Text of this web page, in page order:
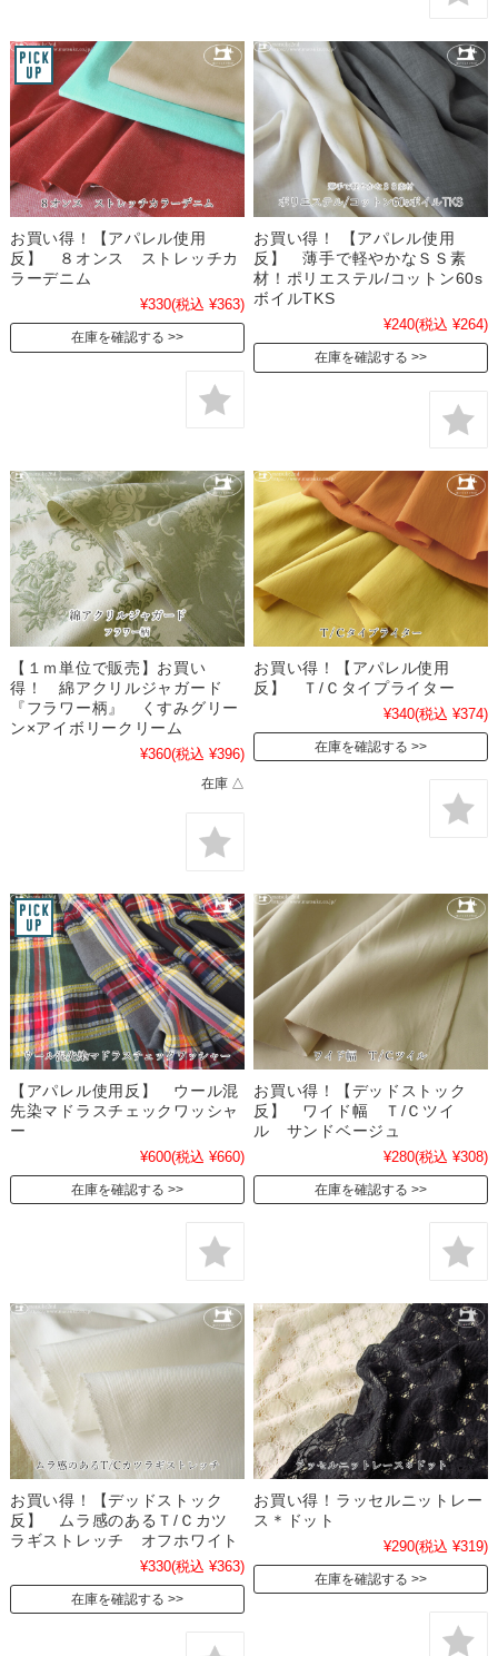
お買い得！【アパレル使用
反】 ８オンス ストレッチカ
ラーデニム
¥330(税込 ¥363)
在庫を確認する
お買い得！ 【アパレル使用
反】 薄手で軽やかなＳＳ素
材！ポリエステル/コットン60s
ボイルTKS
¥240(税込 ¥264)
在庫を確認する
【１ｍ単位で販売】お買い
得！ 綿アクリルジャガード
『フラワー柄』 くすみグリー
ン×アイボリークリーム
¥360(税込 ¥396)
在庫 △
お買い得！【アパレル使用
反】 Ｔ/Ｃタイプライター
¥340(税込 ¥374)
在庫を確認する
【アパレル使用反】 ウール混
先染マドラスチェックワッシャ
ー
¥600(税込 ¥660)
在庫を確認する
お買い得！【デッドストック
反】 ワイド幅 Ｔ/Ｃツイ
ル サンドベージュ
¥280(税込 ¥308)
在庫を確認する
お買い得！【デッドストック
反】 ムラ感のあるＴ/Ｃカツ
ラギストレッチ オフホワイト
¥330(税込 ¥363)
在庫を確認する
お買い得！ラッセルニットレー
ス＊ドット
¥290(税込 ¥319)
在庫を確認する